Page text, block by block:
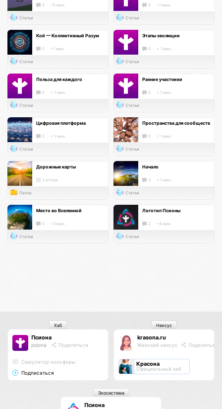
0 ~5 мин.
Статья
0 ~1 мин.
Статья
Кой — Коллективный Разум
0 ~1 мин.
Статья
Этапы эволюции
0 < 1 мин.
Статья
Польза для каждого
0 < 1 мин.
Статья
Ранние участники
0 < 1 мин.
Статья
Цифровая платформа
0 < 1 мин.
Статья
Пространства для сообществ
0 < 1 мин.
Статья
Дорожные карты
3 атома
Папка
Начало
3 < 1 мин.
Статья
Место во Вселенной
0 ~3 мин.
Статья
Логотип Псионы
2 ~4 мин.
Статья
Псиона
psiona Поделиться
Cимулятор ноосферы
Подписаться
Хаб
krasona.ru
Женский нексус Поделиться
Красона
Официальный хаб
Нексус
Псиона
Экосистема